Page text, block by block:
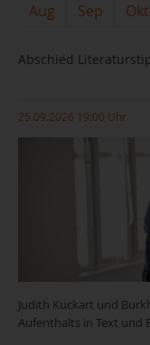
Aug
Sep Okt
Abschied
25.09.2026 19:00 Uhr
Judith Kuckart und
Aufenthalts in Text und